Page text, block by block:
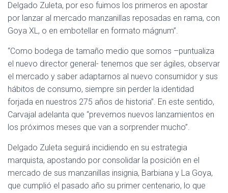
Delgado Zuleta, por eso fuimos los primeros en apostar
por lanzar al mercado manzanillas reposadas en rama, con
Goya XL, o en embotellar en formato mágnum”.
“Como bodega de tamaño medio que somos –puntualiza
el nuevo director general- tenemos que ser ágiles, observar
el mercado y saber adaptarnos al nuevo consumidor y sus
hábitos de consumo, siempre sin perder la identidad
forjada en nuestros 275 años de historia”. En este sentido,
Carvajal adelanta que “prevemos nuevos lanzamientos en
los próximos meses que van a sorprender mucho”.
Delgado Zuleta seguirá incidiendo en su estrategia
marquista, apostando por consolidar la posición en el
mercado de sus manzanillas insignia, Barbiana y La Goya,
que cumplió el pasado año su primer centenario, lo que